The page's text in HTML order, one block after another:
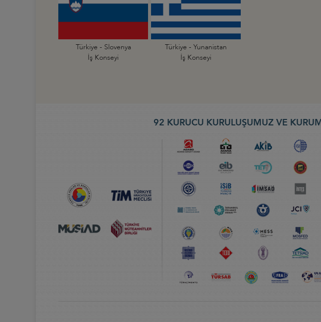
Türkiye - Slovenya
İş Konseyi
Türkiye - Yunanistan
İş Konseyi
92 KURUCU KURULUŞUMUZ VE